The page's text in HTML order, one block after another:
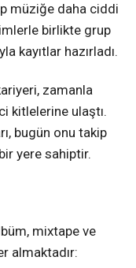
müziğe daha ciddi
birlikte grup
kayıtlar hazırladı.
zamanla
kitlelerine ulaştı.
bugün onu takip
yere sahiptir.
mixtape ve
almaktadır: